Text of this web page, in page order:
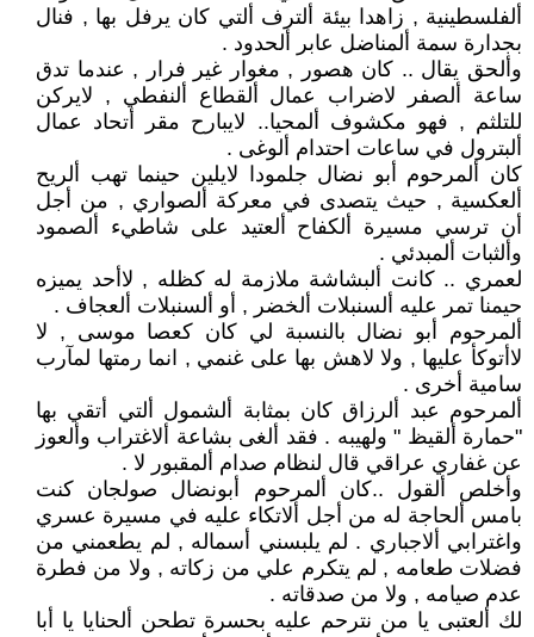
ألفلسطينية , زاهدا بيئة ألترف ألتي كان يرفل بها , فنال
بجدارة سمة ألمناضل عابر ألحدود .
وألحق يقال .. كان هصور , مغوار غير فرار , عندما تدق
ساعة ألصفر لاضراب عمال ألقطاع ألنفطي , لايركن
للتلثم , فهو مكشوف ألمحيا.. لايبارح مقر أتحاد عمال
ألبترول في ساعات احتدام ألوغى .
كان ألمرحوم أبو نضال جلمودا لايلين حينما تهب ألريح
ألعكسية , حيث يتصدى في معركة ألصواري , من أجل
أن ترسي مسيرة ألكفاح ألعتيد على شاطيء ألصمود
وألثبات ألمبدئي .
لعمري .. كانت ألبشاشة ملازمة له كظله , لاأحد يميزه
حيمنا تمر عليه ألسنبلات ألخضر , أو ألسنبلات ألعجاف .
ألمرحوم أبو نضال بالنسبة لي كان كعصا موسى , لا
لاأتوكأ عليها , ولا لاهش بها على غنمي , انما رمتها لمآرب
سامية أخرى .
ألمرحوم عبد ألرزاق كان بمثابة ألشمول ألتي أتقي بها
"حمارة ألقيظ " ولهيبه . فقد ألغى بشاعة ألاغتراب وألعوز
عن غفاري عراقي قال لنظام صدام ألمقبور لا .
وأخلص ألقول ..كان ألمرحوم أبونضال صولجان كنت
بامس ألحاجة له من أجل ألاتكاء عليه في مسيرة عسري
واغترابي ألاجباري . لم يلبسني أسماله , لم يطعمني من
فضلات طعامه , لم يتكرم علي من زكاته , ولا من فطرة
عدم صيامه , ولا من صدقاته .
لك ألعتبى يا من نترحم عليه بحسرة تطحن ألحنايا يا أبا